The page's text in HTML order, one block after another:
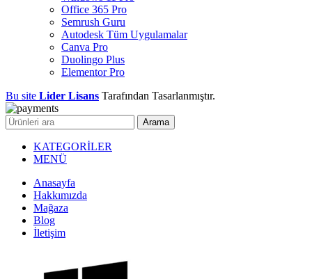
Office 365 Pro
Semrush Guru
Autodesk Tüm Uygulamalar
Canva Pro
Duolingo Plus
Elementor Pro
Bu site Lider Lisans Tarafından Tasarlanmıştır.
Arama
KATEGORİLER
MENÜ
Anasayfa
Hakkımızda
Mağaza
Blog
İletişim